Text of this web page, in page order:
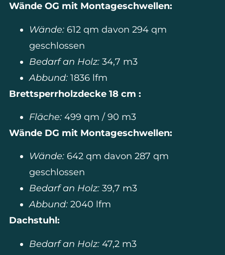
Wände OG mit Montageschwellen:
Wände:612 qm davon 294 qm
geschlossen
Bedarf an Holz:34,7 m3
Abbund:1836 lfm
Brettsperrholzdecke 18 cm :
Fläche:499 qm / 90 m3
Wände DG mit Montageschwellen:
Wände: 642 qm davon 287 qm
geschlossen
Bedarf an Holz:39,7 m3
Abbund:2040 lfm
Dachstuhl:
Bedarf an Holz:47,2 m3